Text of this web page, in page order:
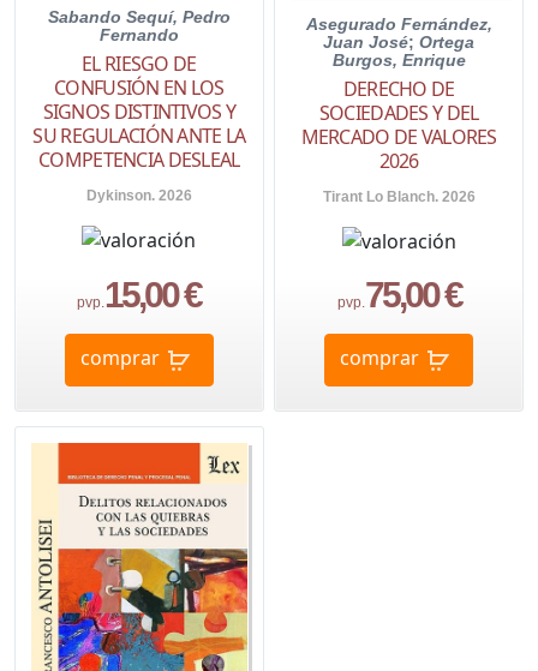
Sabando Sequí, Pedro
Fernando
EL RIESGO DE
CONFUSIÓN EN LOS
SIGNOS DISTINTIVOS Y
SU REGULACIÓN ANTE LA
COMPETENCIA DESLEAL
Dykinson. 2026
pvp. 15,00 €
comprar
Asegurado Fernández,
Juan José;Ortega
Burgos, Enrique
DERECHO DE
SOCIEDADES Y DEL
MERCADO DE VALORES
2026
Tirant Lo Blanch. 2026
pvp. 75,00 €
comprar